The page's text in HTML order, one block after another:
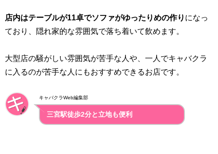
店内はテーブルが11卓でソファがゆったりめの作り になっ
ており、隠れ家的な雰囲気で落ち着いて飲めます。
大型店の騒がしい雰囲気が苦手な人や、一人でキャバクラ
に入るのが苦手な人にもおすすめできるお店です。
キャバクラWeb編集部
三宮駅徒歩2分と立地も便利